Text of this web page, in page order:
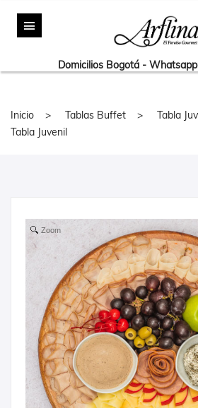
Domicilios Bogotá -
Inicio Tablas Buffet
Tabla
Tabla Juvenil
Zoom